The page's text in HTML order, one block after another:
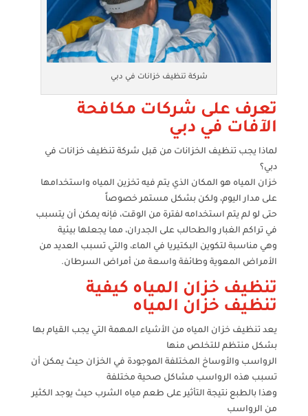
شركة تنظيف خزانات في دبي
تعرف على شركات مكافحة
الآفات في دبي
لماذا يجب تنظيف الخزانات من قبل شركة تنظيف خزانات في
دبي؟
خزان المياه هو المكان الذي يتم فيه تخزين المياه واستخدامها
على مدار اليوم، ولكن بشكل مستمر خصوصاً
حتى لو لم يتم استخدامه لفترة من الوقت، فإنه يمكن أن يتسبب
في تراكم الغبار والطحالب على الجدران، مما يجعلها بيئية
وهي مناسبة لتكوين البكتيريا في الماء، والتي تسبب العديد من
الأمراض المعوية وطائفة واسعة من أمراض السرطان.
تنظيف خزان المياه كيفية
تنظيف خزان المياه
يعد تنظيف خزان المياه من الأشياء المهمة التي يجب القيام بها
بشكل منتظم للتخلص منها
الرواسب والأوساخ المختلفة الموجودة في الخزان حيث يمكن أن
تسبب هذه الرواسب مشاكل صحية مختلفة
وهذا بالطبع نتيجة التأثير على طعم مياه الشرب حيث يوجد الكثير
من الرواسب